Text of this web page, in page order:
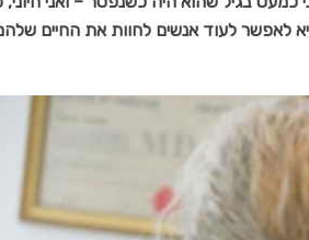
לאפשר לעוד אנשים לחוות את החיים